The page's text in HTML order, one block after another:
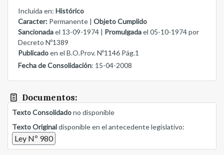
Incluida en: Histórico
Caracter: Permanente | Objeto Cumplido
Sancionadael 13-09-1974 | Promulgadael 05-10-1974 por
Decreto Nº1389
Publicadoen el B.O.Prov. Nº1146 Pág.1
Fecha de Consolidación: 15-04-2008
Documentos:
Texto Consolidadono disponible
Texto Originaldisponible en el antecedente legislativo:
Ley Nº 980